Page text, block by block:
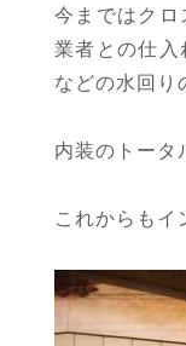
今まではク
業者との仕
などの水回り
内装のトータ
これからもイ